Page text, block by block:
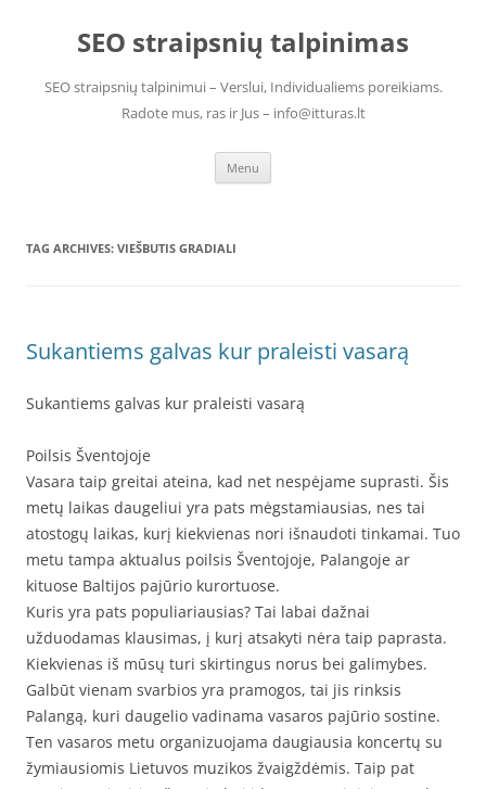
contentSEO straipsnių talpinimas
SEO straipsnių talpinimui – Verslui, Individualiems poreikiams.
Radote mus, ras ir Jus – info@itturas.lt
Menu
TAG ARCHIVES: VIEŠBUTIS GRADIALI
Sukantiems galvas kur praleisti vasarą
Sukantiems galvas kur praleisti vasarą
Poilsis Šventojoje
Vasara taip greitai ateina, kad net nespėjame suprasti. Šis
metų laikas daugeliui yra pats mėgstamiausias, nes tai
atostogų laikas, kurį kiekvienas nori išnaudoti tinkamai. Tuo
metu tampa aktualus poilsis Šventojoje, Palangoje ar
kituose Baltijos pajūrio kurortuose.
Kuris yra pats populiariausias? Tai labai dažnai
užduodamas klausimas, į kurį atsakyti nėra taip paprasta.
Kiekvienas iš mūsų turi skirtingus norus bei galimybes.
Galbūt vienam svarbios yra pramogos, tai jis rinksis
Palangą, kuri daugelio vadinama vasaros pajūrio sostine.
Ten vasaros metu organizuojama daugiausia koncertų su
žymiausiomis Lietuvos muzikos žvaigždėmis. Taip pat